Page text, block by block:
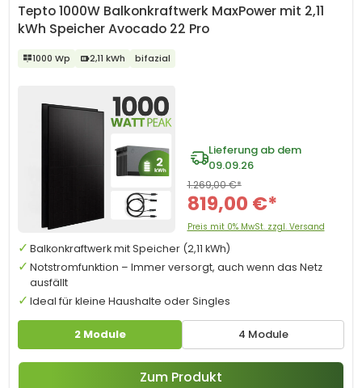
Tepto 1000W Balkonkraftwerk MaxPower mit 2,11
kWh Speicher Avocado 22 Pro
1000 Wp 2,11 kWh bifazial
2 Module 4 Module
Lieferung ab dem
09.09.26
819,00 €*
1.269,00 €*
Preis mit 0% MwSt. zzgl. Versand
Balkonkraftwerk mit Speicher (2,11 kWh)
Notstromfunktion – Immer versorgt, auch wenn das Netz
ausfällt
Ideal für kleine Haushalte oder Singles
Zum Produkt